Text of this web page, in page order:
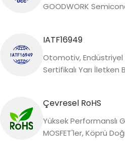
GOODWORK
IATF16949
Otomotiv,
Sertifikalı Yarı İletken
Çevresel RoHS
Yüksek Performanslı
MOSFET'ler, Köprü